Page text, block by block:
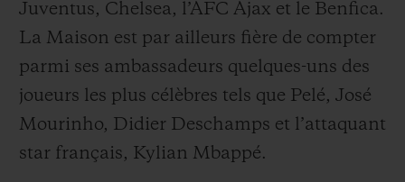
Juventus, Chelsea, l’AFC Ajax et le Benfica.
La Maison est par ailleurs fière de compter
parmi ses ambassadeurs quelques-uns des
joueurs les plus célèbres tels que Pelé, José
Mourinho, Didier Deschamps et l’attaquant
star français, Kylian Mbappé.